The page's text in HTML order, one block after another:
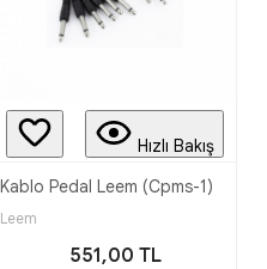
Hızlı Bakış
Kablo Pedal Leem (Cpms-1)
Leem
551,00 TL